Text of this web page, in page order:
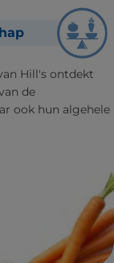
Hill's ontdekt
de
ook hun algehele